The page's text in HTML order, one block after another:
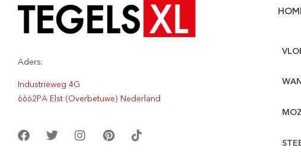
Aders:
Industrieweg 4G
6662PA Elst (Overbetuwe) Nederland